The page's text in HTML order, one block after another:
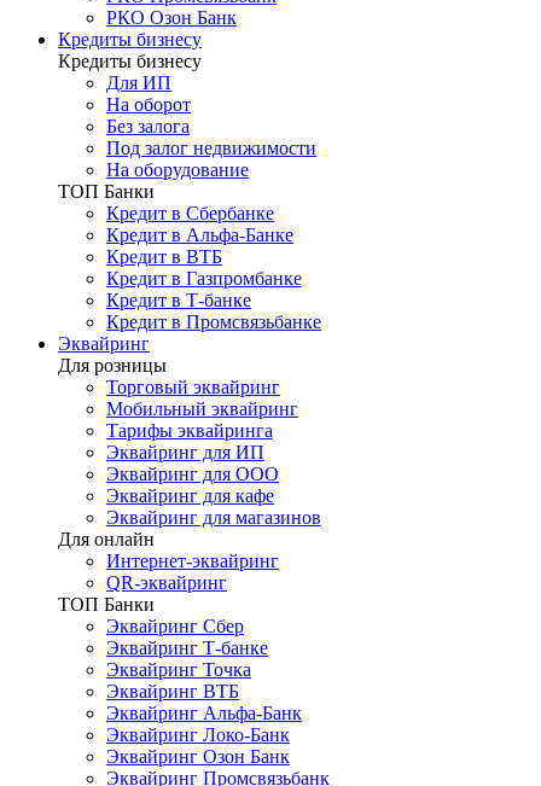
РКО Озон Банк
Кредиты бизнесу
Кредиты бизнесу
Для ИП
На оборот
Без залога
Под залог недвижимости
На оборудование
ТОП Банки
Кредит в Сбербанке
Кредит в Альфа-Банке
Кредит в ВТБ
Кредит в Газпромбанке
Кредит в Т-банке
Кредит в Промсвязьбанке
Эквайринг
Для розницы
Торговый эквайринг
Мобильный эквайринг
Тарифы эквайринга
Эквайринг для ИП
Эквайринг для ООО
Эквайринг для кафе
Эквайринг для магазинов
Для онлайн
Интернет-эквайринг
QR-эквайринг
ТОП Банки
Эквайринг Сбер
Эквайринг Т-банке
Эквайринг Точка
Эквайринг ВТБ
Эквайринг Альфа-Банк
Эквайринг Локо-Банк
Эквайринг Озон Банк
Эквайринг Промсвязьбанк